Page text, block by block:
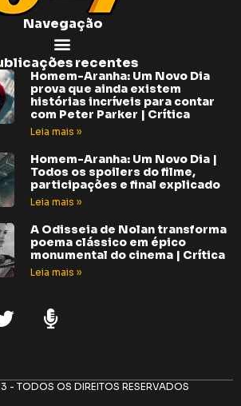
Navegação
recentes
Homem-Aranha: Um Novo Dia
prova que ainda existem
histórias incríveis para contar
com Peter Parker | Crítica
Leia mais »
Homem-Aranha: Um Novo Dia |
Todos os spoilers do filme,
participações e final explicado
Leia mais »
A Odisseia de Nolan transforma
poema clássico em épico
monumental do cinema | Crítica
Leia mais »
- TODOS OS DIREITOS RESERVADOS